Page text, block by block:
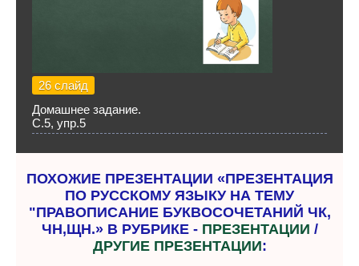
26 слайд
Домашнее задание.
С.5, упр.5
ПОХОЖИЕ ПРЕЗЕНТАЦИИ «ПРЕЗЕНТАЦИЯ
ПО РУССКОМУ ЯЗЫКУ НА ТЕМУ
"ПРАВОПИСАНИЕ БУКВОСОЧЕТАНИЙ ЧК,
ЧН,ЩН.» В РУБРИКЕ - ПРЕЗЕНТАЦИИ /
ДРУГИЕ ПРЕЗЕНТАЦИИ: